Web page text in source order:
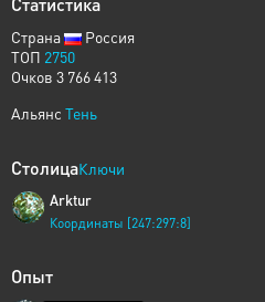
Страна
Россия
ТОП 2750
Очков 3 766 413
Альянс Тень
СтолицаКлючи
Arktur
Координаты [247:297:8]
Опыт